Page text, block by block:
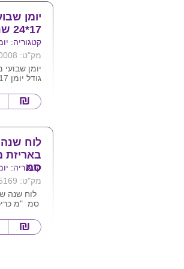
יומן
17*24 שנת 2024/25
קטגוריה:
מק"ט: 10008
יומן
גודל יומן 17*24
ושחור
ניתן
לוח שנה
סמ
קטגוריה:
מק"ט: 5169
**היומן
לאספקה